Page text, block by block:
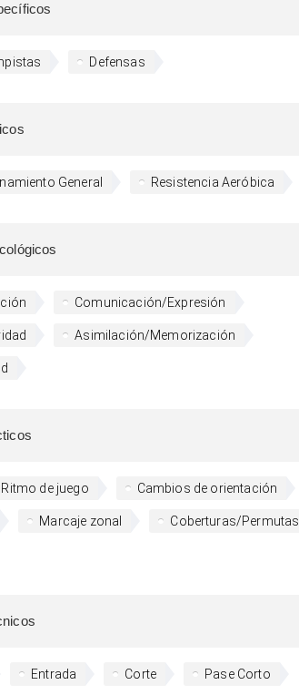
Defensas
General Resistencia Aeróbica
Comunicación/Expresión
Asimilación/Memorización
de juego Cambios de orientación
Marcaje zonal Coberturas/Permutas
Entrada Corte Pase Corto